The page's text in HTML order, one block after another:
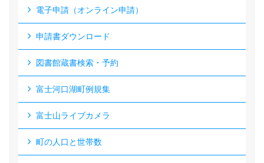
電子申請（オンライン申請）
申請書ダウンロード
図書館蔵書検索・予約
富士河口湖町例規集
富士山ライブカメラ
町の人口と世帯数